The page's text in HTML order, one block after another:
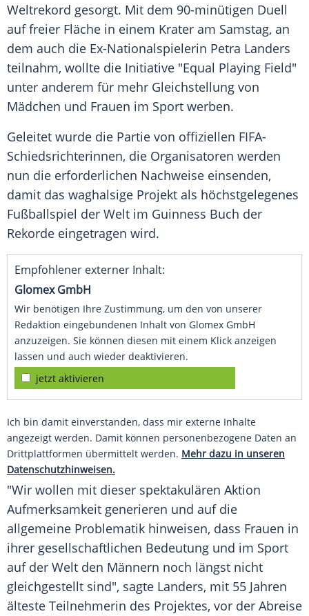
Weltrekord gesorgt. Mit dem 90-minütigen Duell
auf freier Fläche in einem Krater am Samstag, an
dem auch die Ex-Nationalspielerin Petra Landers
teilnahm, wollte die Initiative "Equal Playing Field"
unter anderem für mehr Gleichstellung von
Mädchen und Frauen im Sport werben.
Geleitet wurde die Partie von offiziellen FIFA-
Schiedsrichterinnen, die Organisatoren werden
nun die erforderlichen Nachweise einsenden,
damit das waghalsige Projekt als höchstgelegenes
Fußballspiel der Welt im Guinness Buch der
Rekorde eingetragen wird.
Empfohlener externer Inhalt:
Glomex GmbH
Wir benötigen Ihre Zustimmung, um den von unserer
Redaktion eingebundenen Inhalt von Glomex GmbH
anzuzeigen. Sie können diesen mit einem Klick anzeigen
lassen und auch wieder deaktivieren.
jetzt aktivieren
Ich bin damit einverstanden, dass mir externe Inhalte
angezeigt werden. Damit können personenbezogene Daten an
Drittplattformen übermittelt werden. Mehr dazu in unseren
Datenschutzhinweisen.
"Wir wollen mit dieser spektakulären Aktion
Aufmerksamkeit generieren und auf die
allgemeine Problematik hinweisen, dass Frauen in
ihrer gesellschaftlichen Bedeutung und im Sport
auf der Welt den Männern noch längst nicht
gleichgestellt sind", sagte Landers, mit 55 Jahren
älteste Teilnehmerin des Projektes, vor der Abreise